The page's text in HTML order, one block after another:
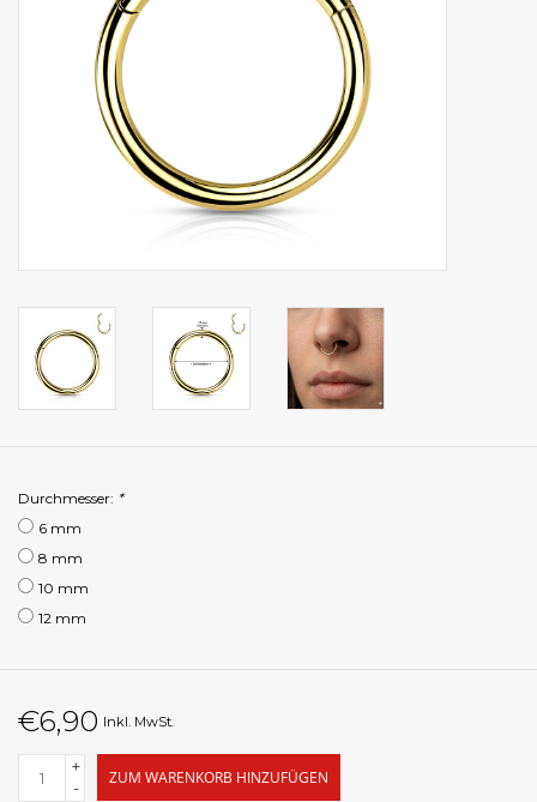
Durchmesser: *
6 mm
8 mm
10 mm
12 mm
€6,90 Inkl. MwSt.
+
-
ZUM WARENKORB HINZUFÜGEN